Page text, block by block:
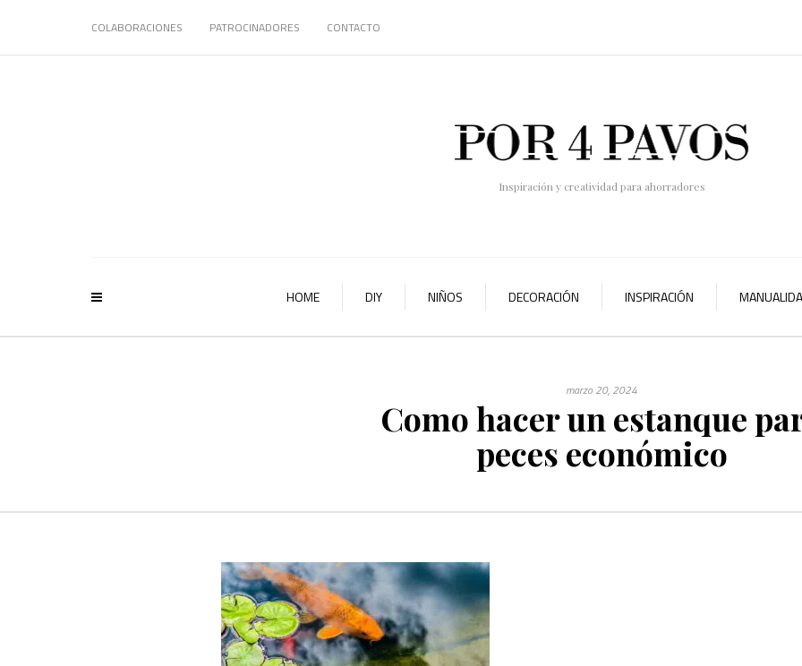
COLABORACIONES PATROCINADORES CONTACTO
Inspiración y creatividad para ahorradores
HOME DIY NIÑOS DECORACIÓN INSPIRACIÓN
marzo 20, 2024
Como hacer un estanque
peces económico